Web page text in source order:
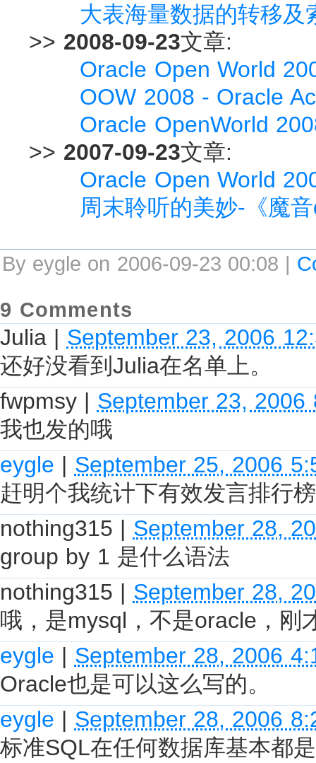
大表海量数据的转移及
>> 2008-09-23文章:
Oracle Open World
OOW 2008 - Oracle
Oracle OpenWorld
>> 2007-09-23文章:
Oracle Open World
周末聆听的美妙-《魔
By eygle on 2006-09-23 00:08 |
9 Comments
Julia | September 23, 2006
还好没看到Julia在名单上。
fwpmsy | September 23, 2006
我也发的哦
eygle | September 25, 2006
赶明个我统计下有效发言排行
nothing315 | September 28,
group by 1 是什么语法
nothing315 | September 28,
哦，是mysql，不是oracle，刚
eygle | September 28, 2006
Oracle也是可以这么写的。
eygle | September 28, 2006
标准SQL在任何数据库基本都